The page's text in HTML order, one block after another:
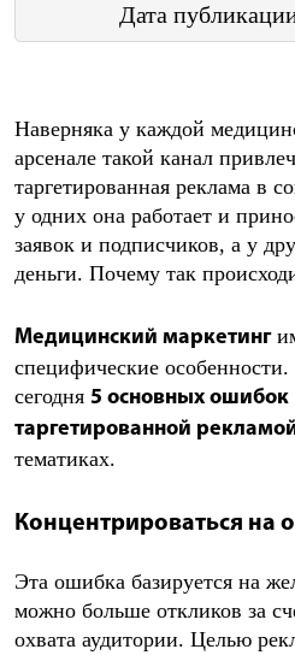
Дата
Наверняка у каждой
арсенале такой канал
таргетированная реклама в
у одних она работает и
заявок и подписчиков, а у
деньги. Почему так
Медицинский маркетинг
специфические особенности.
сегодня 5 основных ошибок
таргетированной
тематиках.
Концентрироваться на
Эта ошибка базируется на
можно больше откликов за
охвата аудитории. Целью